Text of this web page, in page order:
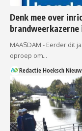
Denk mee over
brandweerkazerne
MAASDAM - Eerder dit
oproep om…
Redactie Hoeksch